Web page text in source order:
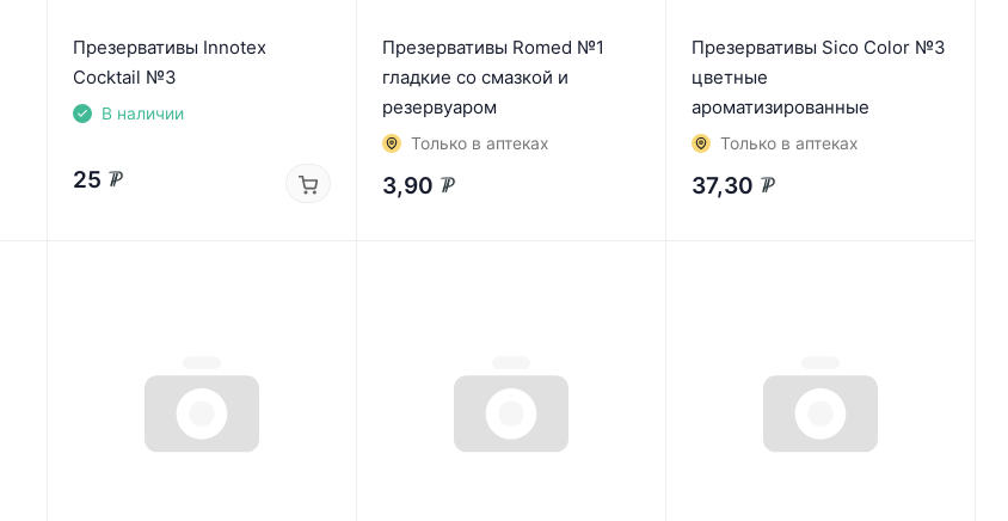
Презервативы Innotex
Cocktail №3
В наличии
25 ₽
Презервативы Romed №1
гладкие со смазкой и
резервуаром
Только в аптеках
3,90 ₽
Презервативы Sico Color №3
цветные
ароматизированные
Только в аптеках
37,30 ₽